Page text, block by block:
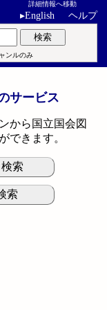
詳細情報へ移動
▸English ヘルプ
検索
ンルのみ
サービス
から国立国会図
できます。
索
索